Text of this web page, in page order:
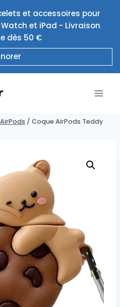
et accessoires pour
Watch et iPad - Livraison
dès 50 €
/ Coque AirPods Teddy